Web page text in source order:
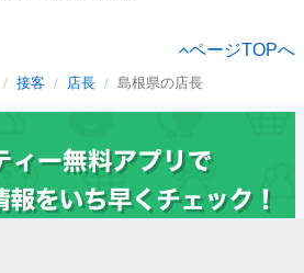
ページTOPへ
接客 店長 島根県の店長